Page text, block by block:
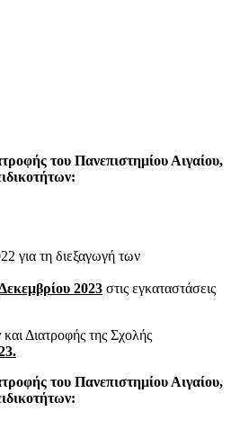
του Πανεπιστημίου Αιγαίου,
για τη διεξαγωγή των
2023 στις εγκαταστάσεις
Διατροφής της Σχολής
του Πανεπιστημίου Αιγαίου,